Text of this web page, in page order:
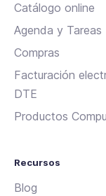
Catálogo online
Agenda y Tareas
Compras
Facturación
DTE
Productos
Recursos
Blog